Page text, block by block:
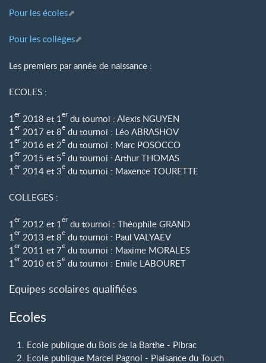
Pour les écoles
Pour les collèges
Les premiers par année de naissance :
ECOLES :
1er 2018 et 1er du tournoi : Alexis NGUYEN
1er 2017 et 8e du tournoi : Léo ABRASHOV
1er 2016 et 2e du tournoi : Marc POSOCCO
1er 2015 et 5e du tournoi : Arthur THOMAS
1er 2014 et 3e du tournoi : Maxence TOURETTE
COLLEGES :
1er 2012 et 1er du tournoi : Théophile GRAND
1er 2013 et 8e du tournoi : Paul VALYAEV
1er 2011 et 7e du tournoi : Maxime MORALES
1er 2010 et 5e du tournoi : Emile LABOURET
Equipes scolaires qualifiées
Ecoles
Ecole publique du Bois de la Barthe - Pibrac
Ecole publique Marcel Pagnol - Plaisance du Touch